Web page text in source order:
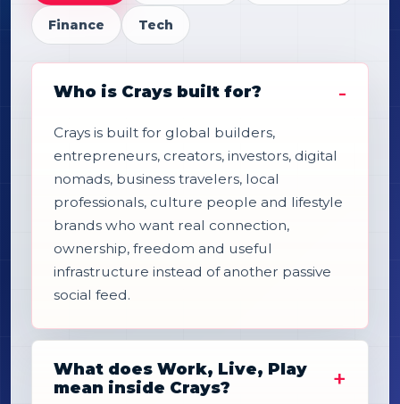
Finance Tech
Who is Crays built for?
Crays is built for global builders,
entrepreneurs, creators, investors, digital
nomads, business travelers, local
professionals, culture people and lifestyle
brands who want real connection,
ownership, freedom and useful
infrastructure instead of another passive
social feed.
What does Work, Live, Play
mean inside Crays?